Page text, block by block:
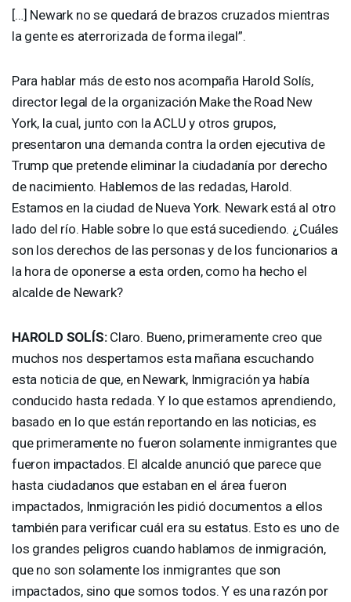
[…] Newark no se quedará de brazos cruzados mientras
la gente es aterrorizada de forma ilegal”.
Para hablar más de esto nos acompaña Harold Solís,
director legal de la organización Make the Road New
York, la cual, junto con laACLU y otros grupos,
presentaron una demanda contra la orden ejecutiva de
Trump que pretende eliminar la ciudadanía por derecho
de nacimiento. Hablemos de las redadas, Harold.
Estamos en la ciudad de Nueva York. Newark está al otro
lado del río. Hable sobre lo que está sucediendo. ¿Cuáles
son los derechos de las personas y de los funcionarios a
la hora de oponerse a esta orden, como ha hecho el
alcalde de Newark?
HAROLD SOLÍS:Claro. Bueno, primeramente creo que
muchos nos despertamos esta mañana escuchando
esta noticia de que, en Newark, Inmigración ya había
conducido hasta redada. Y lo que estamos aprendiendo,
basado en lo que están reportando en las noticias, es
que primeramente no fueron solamente inmigrantes que
fueron impactados. El alcalde anunció que parece que
hasta ciudadanos que estaban en el área fueron
impactados, Inmigración les pidió documentos a ellos
también para verificar cuál era su estatus. Esto es uno de
los grandes peligros cuando hablamos de inmigración,
que no son solamente los inmigrantes que son
impactados, sino que somos todos. Y es una razón por